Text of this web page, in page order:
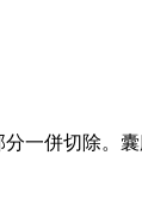
一併切除。